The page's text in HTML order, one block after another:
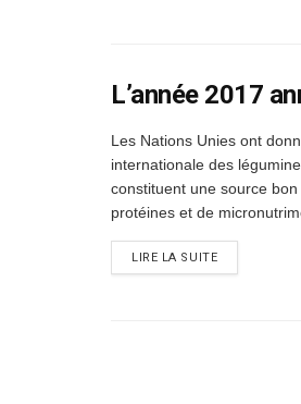
L’année 2017
Les Nations Unies ont
internationale des
constituent une source
protéines et de
LIRE LA SUITEDETAILS